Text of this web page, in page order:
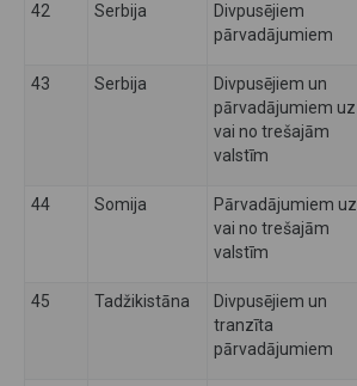
42 Serbija
Divpusējiem
pārvadājumiem
43 Serbija
Divpusējiem un
pārvadājumiem uz
vai no trešajām
valstīm
44 Somija
Pārvadājumiem uz
vai no trešajām
valstīm
45 Tadžikistāna
Divpusējiem un
tranzīta
pārvadājumiem